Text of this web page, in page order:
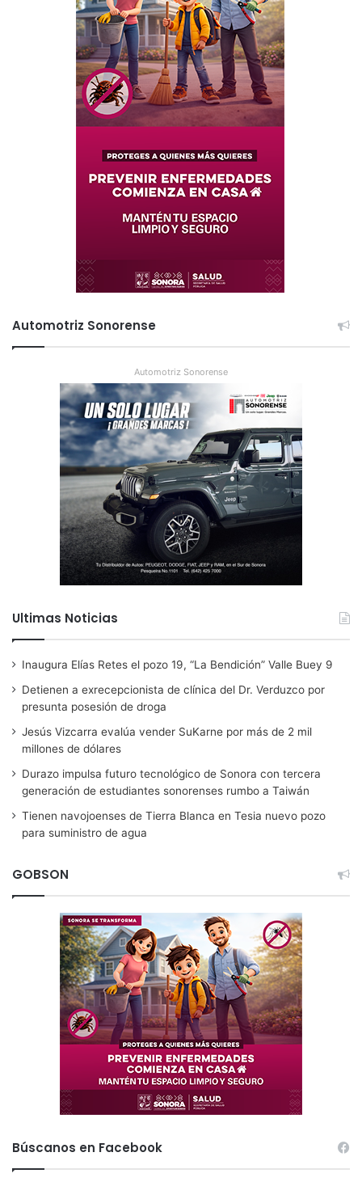
Automotriz Sonorense
Automotriz Sonorense
Ultimas Noticias
Inaugura Elías Retes el pozo 19, “La Bendición” Valle Buey 9
Detienen a exrecepcionista de clínica del Dr. Verduzco por
presunta posesión de droga
Jesús Vizcarra evalúa vender SuKarne por más de 2 mil
millones de dólares
Durazo impulsa futuro tecnológico de Sonora con tercera
generación de estudiantes sonorenses rumbo a Taiwán
Tienen navojoenses de Tierra Blanca en Tesia nuevo pozo
para suministro de agua
GOBSON
Búscanos en Facebook